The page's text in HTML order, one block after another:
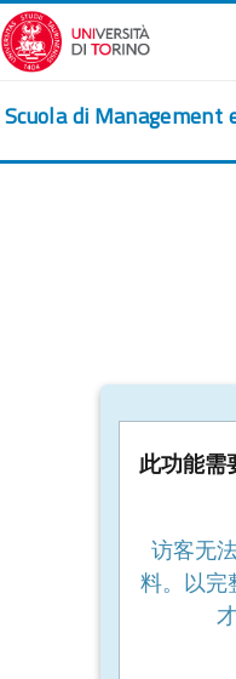
跳到主要内容
Scuola di Management
此功能需
访客无
料。以完